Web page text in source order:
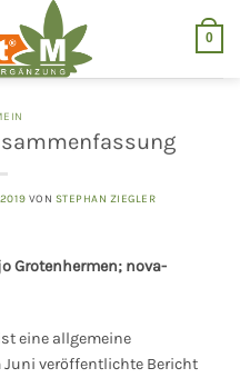
0
VON STEPHAN ZIEGLER
Grotenhermen; nova-
eine allgemeine
Juni veröffentlichte Bericht